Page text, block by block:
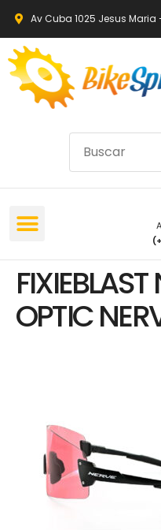
Av Cuba 1025 Jesus Maria
OPTIC